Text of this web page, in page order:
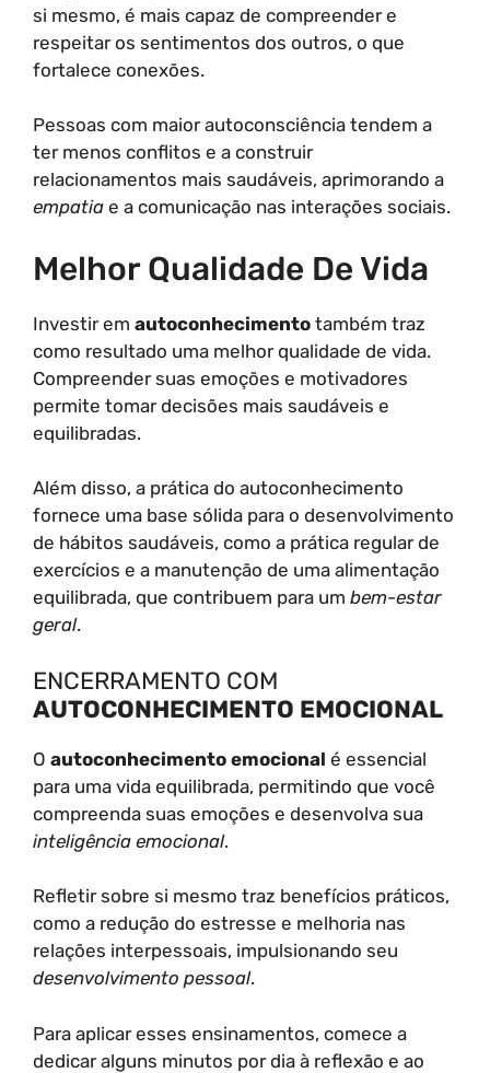
si mesmo, é mais capaz de compreender e
respeitar os sentimentos dos outros, o que
fortalece conexões.
Pessoas com maior autoconsciência tendem a
ter menos conflitos e a construir
relacionamentos mais saudáveis, aprimorando a
empatia e a comunicação nas interações sociais.
Melhor Qualidade De Vida
Investir em autoconhecimento também traz
como resultado uma melhor qualidade de vida.
Compreender suas emoções e motivadores
permite tomar decisões mais saudáveis e
equilibradas.
Além disso, a prática do autoconhecimento
fornece uma base sólida para o desenvolvimento
de hábitos saudáveis, como a prática regular de
exercícios e a manutenção de uma alimentação
equilibrada, que contribuem para um bem-estar
geral.
ENCERRAMENTO COM
AUTOCONHECIMENTO EMOCIONAL
O autoconhecimento emocional é essencial
para uma vida equilibrada, permitindo que você
compreenda suas emoções e desenvolva sua
inteligência emocional.
Refletir sobre si mesmo traz benefícios práticos,
como a redução do estresse e melhoria nas
relações interpessoais, impulsionando seu
desenvolvimento pessoal.
Para aplicar esses ensinamentos, comece a
dedicar alguns minutos por dia à reflexão e ao